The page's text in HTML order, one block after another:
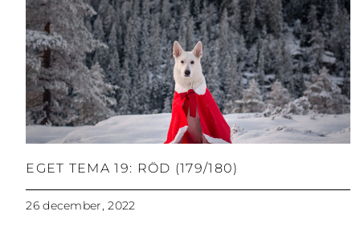
EGET TEMA 19: RÖD (179/180)
26 december, 2022